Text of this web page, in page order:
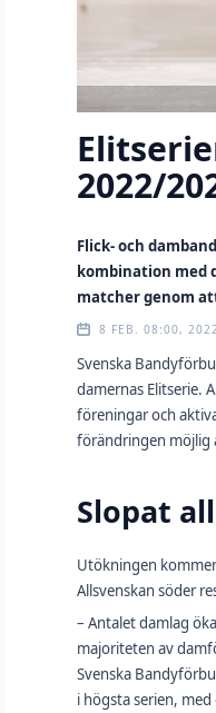
2022/
Flick- och
kombination med
matcher genom
8 FEB. 08:00, 2022
Svenska
damernas Elitserie.
föreningar och
förändringen möjlig
Slopat
Utökningen
Allsvenskan söder
– Antalet damlag
majoriteten av
Svenska
i högsta serien,